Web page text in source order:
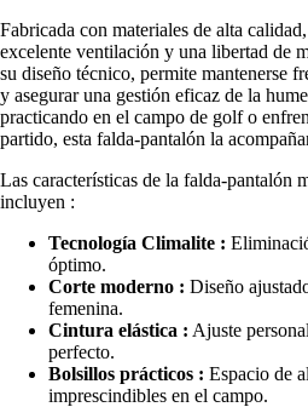
Fabricada con materiales de alta
excelente ventilación y una libertad de
su diseño técnico, permite mantenerse
y asegurar una gestión eficaz de la
practicando en el campo de golf o
partido, esta falda-pantalón la
Las características de la falda-pantalón
incluyen :
Tecnología Climalite :
óptimo.
Corte moderno : Diseño
femenina.
Cintura elástica : Ajuste
perfecto.
Bolsillos prácticos : Espacio de
imprescindibles en el campo.